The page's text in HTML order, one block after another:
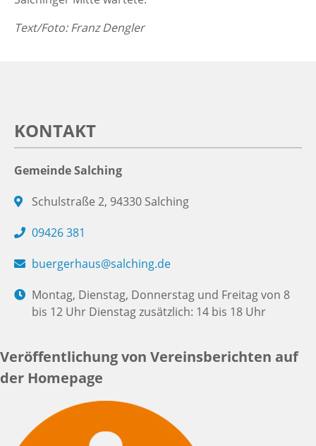
Text/Foto: Franz Dengler
KONTAKT
Gemeinde Salching
Schulstraße 2, 94330 Salching
09426 381
buergerhaus@salching.de
Montag, Dienstag, Donnerstag und Freitag von 8
bis 12 Uhr Dienstag zusätzlich: 14 bis 18 Uhr
Veröffentlichung von Vereinsberichten auf
der Homepage